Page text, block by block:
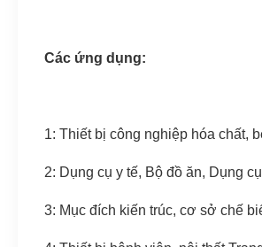
Các ứng dụng:
1: Thiết bị công nghiệp hóa chất,
2: Dụng cụ y tế, Bộ đồ ăn, Dụng
3: Mục đích kiến ​​trúc, cơ sở chế